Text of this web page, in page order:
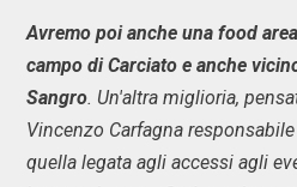
Avremo poi anche una food
campo di Carciato e anche
Sangro. Un'altra miglioria,
Vincenzo Carfagna
quella legata agli accessi agli